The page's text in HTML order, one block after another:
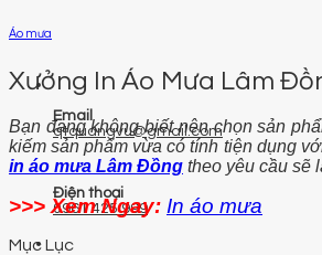
Email
qtquangvu@gmail.com
Điện thoại
0961 425 999
Áo mưa
Xưởng In Áo Mưa Lâm
Bạn đang không biết nên chọn sản
kiếm sản phẩm vừa có tính tiện dụng
in áo mưa Lâm Đồng theo yêu cầu sẽ
>>> Xem Ngay: In áo mưa
Mục Lục